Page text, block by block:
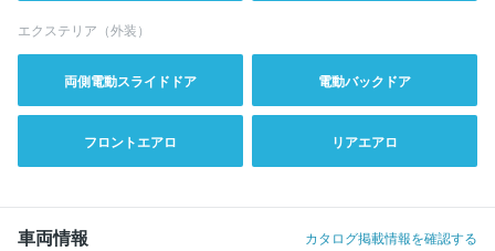
エクステリア（外装）
両側電動スライドドア 電動バックドア
フロントエアロ リアエアロ
車両情報 カタログ掲載情報を確認する